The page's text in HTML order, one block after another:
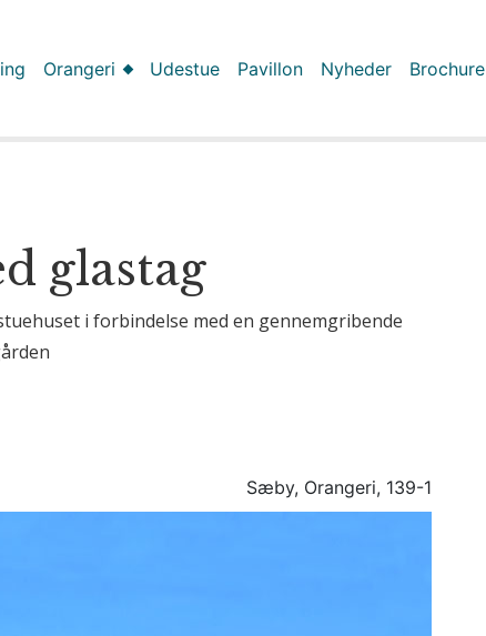
Orangeri Udestue Pavillon Nyheder Brochure
glastag
i forbindelse med en gennemgribende
Sæby, Orangeri, 139-1